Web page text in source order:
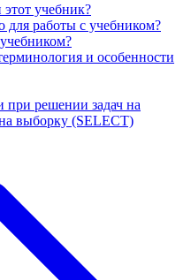
учебник?
для работы с учебником?
и особенности
решении задач на
выборку (SELECT)